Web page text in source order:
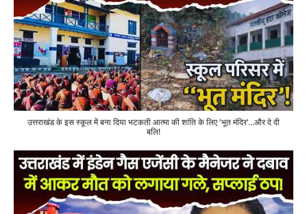
उत्तराखंड के इस स्कूल में बना दिया भटकती आत्मा की शांति के लिए 'भूत मंदिर'...और दे दी
बलि!